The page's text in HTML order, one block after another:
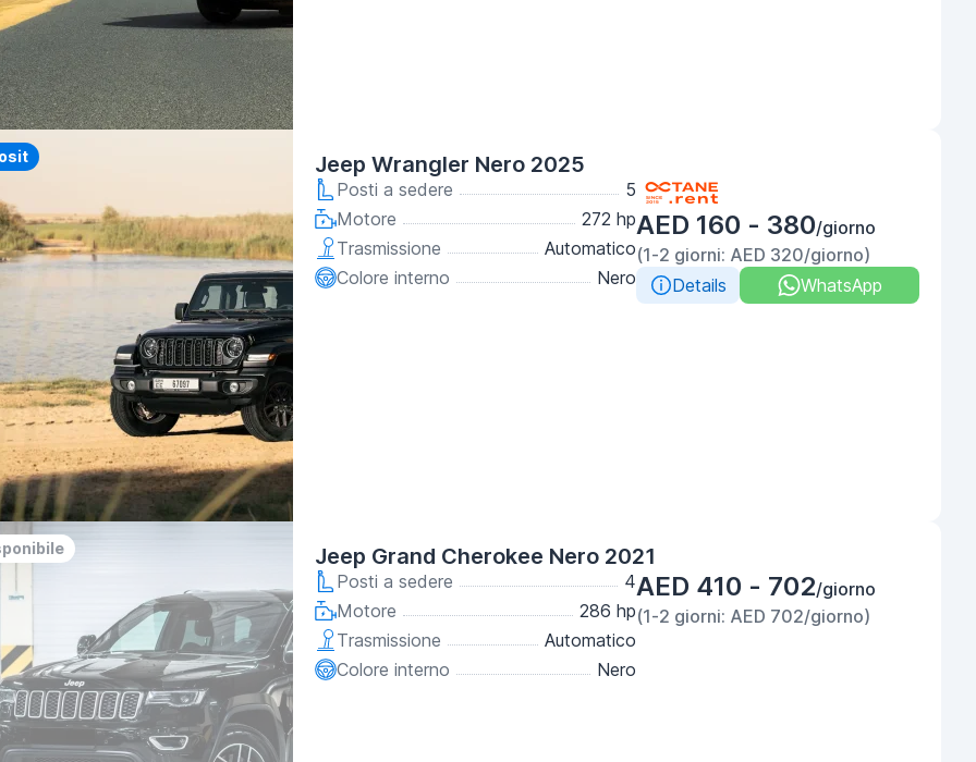
Jeep Wrangler Nero 2025
Posti a sedere
5
Motore
272 hp
Trasmissione
Automatico
Colore interno
Nero
AED 160 - 380/giorno
(1-2 giorni: AED 320/giorno)
Details
WhatsApp
Jeep Grand Cherokee Nero 2021
Posti a sedere
4
Motore
286 hp
Trasmissione
Automatico
Colore interno
Nero
AED 410 - 702/giorno
(1-2 giorni: AED 702/giorno)